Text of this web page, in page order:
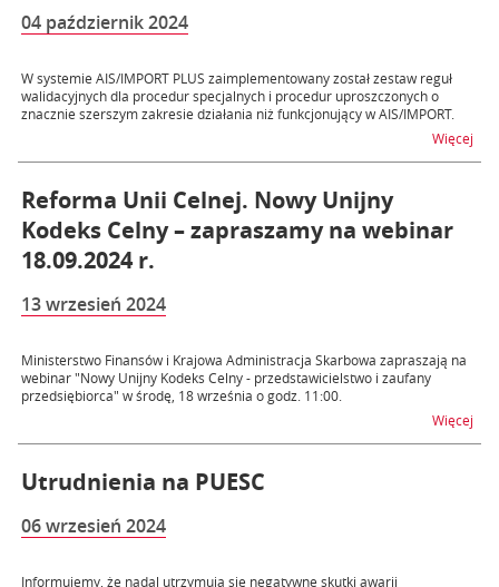
04 październik 2024
W systemie AIS/IMPORT PLUS zaimplementowany został zestaw reguł
walidacyjnych dla procedur specjalnych i procedur uproszczonych o
znacznie szerszym zakresie działania niż funkcjonujący w AIS/IMPORT.
Więcej
Reforma Unii Celnej. Nowy Unijny
Kodeks Celny – zapraszamy na webinar
18.09.2024 r.
13 wrzesień 2024
Ministerstwo Finansów i Krajowa Administracja Skarbowa zapraszają na
webinar "Nowy Unijny Kodeks Celny - przedstawicielstwo i zaufany
przedsiębiorca" w środę, 18 września o godz. 11:00.
Więcej
Utrudnienia na PUESC
06 wrzesień 2024
Informujemy, że nadal utrzymują się negatywne skutki awarii